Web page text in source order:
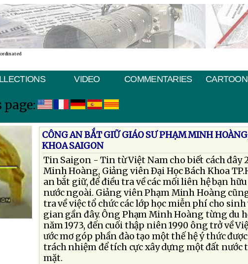
VIDEO COMMENTARIES
CÔNG AN BẮT GIỮ GIÁO SƯ PHẠM MINH
KHOA SAIGON
Tin Saigon - Tin từ Việt Nam cho biết cách đây
Minh Hoàng, Giảng viên Ðại Học Bách Khoa
an bắt giữ, để điều tra về các mối liên hệ bạn
nước ngoài. Giảng viên Phạm Minh Hoàng
tra về việc tổ chức các lớp học miễn phí cho
gian gần đây. Ông Phạm Minh Hoàng từng du
năm 1973, đến cuối thập niên 1990 ông trở về
ước mơ góp phần đào tạo một thế hệ ý thức
trách nhiệm để tích cực xây dựng một đất nước
mặt.